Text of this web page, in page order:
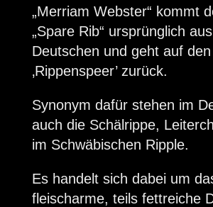
„Merriam Webster“ kommt
„Spare Rib“ ursprünglich
Deutschen und geht auf den
‚Rippenspeer’ zurück.
Synonym dafür stehen im
auch die Schälrippe,
im Schwäbischen Ripple.
Es handelt sich dabei um
fleischarme, teils fettreiche